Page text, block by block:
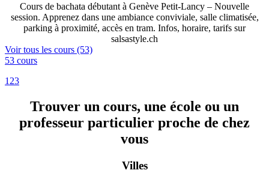
Cours de bachata débutant à Genève Petit-Lancy – Nouvelle
session. Apprenez dans une ambiance conviviale, salle climatisée,
parking à proximité, accès en tram. Infos, horaire, tarifs sur
salsastyle.ch
Voir tous les cours (53)
53 cours
1 23
Trouver un cours, une école ou un
professeur particulier proche de chez
vous
Villes